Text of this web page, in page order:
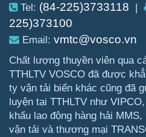
Tel: (84-225)3733118
225)373100
Email: vmtc@vosco.vn
Chất lượng thuyền viên qua
TTHLTV VOSCO đã được
ty vận tải biển khác cũng đã
luyện tại TTHLTV như
khẩu lao động hàng hải
vận tải và thương mại